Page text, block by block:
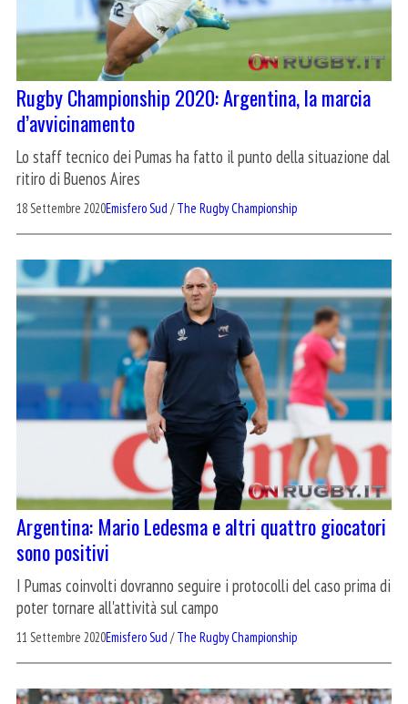
Rugby Championship 2020: Argentina, la marcia
d’avvicinamento
Lo staff tecnico dei Pumas ha fatto il punto della situazione dal
ritiro di Buenos Aires
18 Settembre 2020Emisfero Sud /The Rugby Championship
Argentina: Mario Ledesma e altri quattro giocatori
sono positivi
I Pumas coinvolti dovranno seguire i protocolli del caso prima di
poter tornare all'attività sul campo
11 Settembre 2020Emisfero Sud /The Rugby Championship